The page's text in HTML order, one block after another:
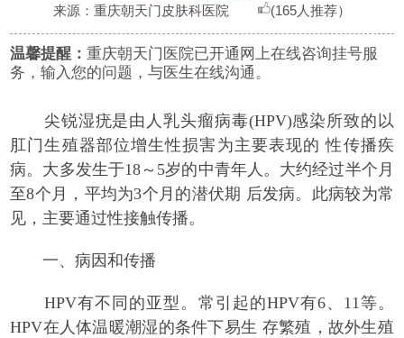
来源：重庆朝天门皮肤科医院 (165人推荐）
温馨提醒：重庆朝天门医院已开通网上在线咨询挂号服
务，输入您的问题，与医生在线沟通。
尖锐湿疣是由人乳头瘤病毒(HPV)感染所致的以
肛门生殖器部位增生性损害为主要表现的 性传播疾
病。大多发生于18～5岁的中青年人。大约经过半个月
至8个月，平均为3个月的潜伏期 后发病。此病较为常
见，主要通过性接触传播。
一、病因和传播
HPV有不同的亚型。常引起的HPV有6、11等。
HPV在人体温暖潮湿的条件下易生 存繁殖，故外生殖